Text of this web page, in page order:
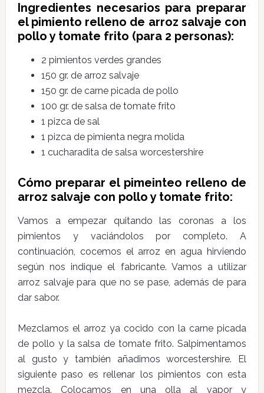
Ingredientes necesarios para preparar
el pimiento relleno de arroz salvaje con
pollo y tomate frito (para 2 personas):
2 pimientos verdes grandes
150 gr. de arroz salvaje
150 gr. de carne picada de pollo
100 gr. de salsa de tomate frito
1 pizca de sal
1 pizca de pimienta negra molida
1 cucharadita de salsa worcestershire
Cómo preparar el pimeinteo relleno de
arroz salvaje con pollo y tomate frito:
Vamos a empezar quitando las coronas a los
pimientos y vaciándolos por completo. A
continuación, cocemos el arroz en agua hirviendo
según nos indique el fabricante. Vamos a utilizar
arroz salvaje para que no se pase, además de para
dar sabor.
Mezclamos el arroz ya cocido con la carne picada
de pollo y la salsa de tomate frito. Salpimentamos
al gusto y también añadimos worcestershire. El
siguiente paso es rellenar los pimientos con esta
mezcla. Colocamos en una olla al vapor y